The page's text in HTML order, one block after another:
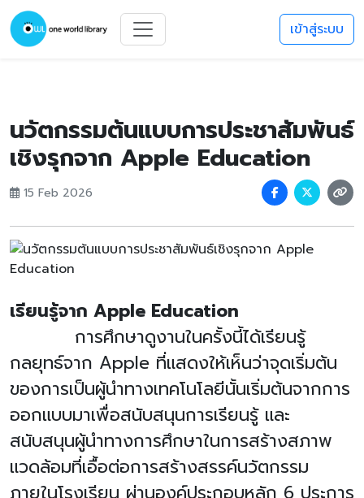
เข้าสู่ระบบ
นวัตกรรมต้นแบบการประชาสัมพันธ์
เชิงรุกจาก Apple Education
15 Feb 2026
เรียนรู้จาก Apple Education
การศึกษาดูงานในครั้งนี้ได้เรียนรู้
กลยุทธ์จาก Apple ที่แสดงให้เห็นว่าจุดเริ่มต้น
ของการเป็นผู้นำทางเทคโนโลยีนั้นเริ่มต้นจากการ
ออกแบบมาเพื่อสนับสนุนการเรียนรู้ และ
สนับสนุนผู้นำทางการศึกษาในการสร้างสภาพ
แวดล้อมที่เอื้อต่อการสร้างสรรค์นวัตกรรม